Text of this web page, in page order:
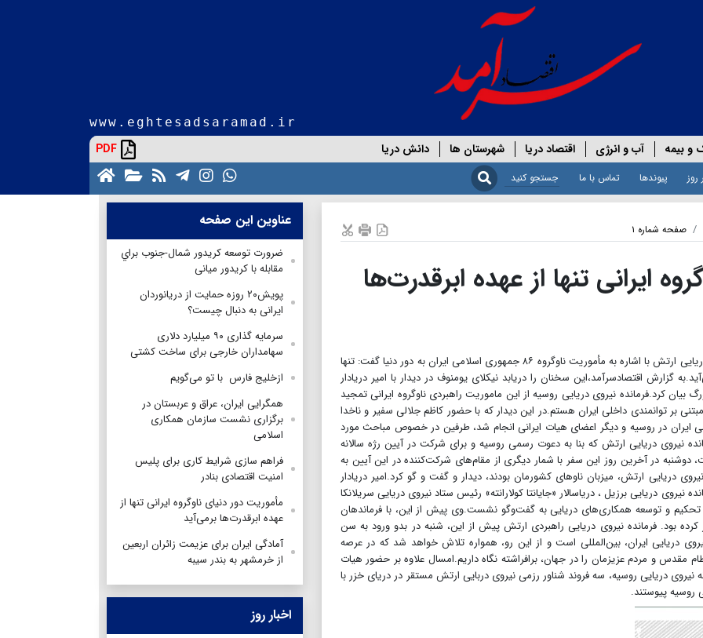
www.eghtesadsaramad.ir
و بیمه آب و انرژی اقتصاد دریا شهرستان ها دانش دریا PDF
روز پیوندها تماس با ما
صفحه شماره ۱
ایرانی تنها از عهده ابرقدرت‌ها
فرمانده نیروی دریایی روسیه در دیدار با فرمانده نیروی دریایی ارتش با اشاره به مأموریت ناوگروه ۸۶ جمهوری اسلامی ایران به دور دنیا گفت: تنها
گزارش اقتصادسرآمد،این سخنان را دریابد نیکلای یومنوف در دیدار با امیر دریادار
بیان کرد.فرمانده نیروی دریایی روسیه از این ماموریت راهبردی ناوگروه ایرانی تمجید
بر توانمندی داخلی ایران هستم.در این دیدار که با حضور کاظم جلالی سفیر و ناخدا
در روسیه و دیگر اعضای هیات ایرانی انجام شد،‌ طرفین در خصوص مباحث مورد
نیروی دریایی ارتش که بنا به دعوت رسمی روسیه و برای شرکت در آیین رژه سالانه
در آخرین روز این سفر با شمار دیگری از مقام‌های شرکت‌کننده در این آیین به
کشورهایی که در مأموریت دور دنیای ناوگروه ۸۶ نیروی دریایی ارتش‌، میزبان ناوهای کشورمان بودند، دیدار و گفت و گو کرد.امیر دریادار
نیروی دریایی برزیل ، دریاسالار «جایانتا کولارانته» رئیس ستاد نیروی دریایی سریلانکا
تحکیم و توسعه همکاری‌های دریایی به گفت‌وگو نشست.وی پیش از این، با فرماندهان
کرده بود. فرمانده نیروی دریایی راهبردی ارتش پیش از این، شنبه در بدو ورود به سن
دریایی ایران، بین‌المللی است و از این رو، همواره تلاش خواهد شد که در عرصه
مقدس و مردم عزیزمان را در جهان، برافراشته نگاه داریم.امسال علاوه بر حضور هیات
نیروی دریایی روسیه، سه فروند شناور رزمی نیروی دربایی ارتش مستقر در دریای خزر با
روسیه پیوستند.
عناوین این صفحه
ضرورت توسعه کریدور شمال-جنوب براي
مقابله با کریدور میانی
پویش۲۰ روزه حمایت از دریانوردان
ایرانی به دنبال چيست؟
سرمایه گذاری ۹۰ میلیارد دلاری
سهامداران خارجی برای ساخت کشتی
ازخلیج فارس با تو می‌گویم
همگرایی ایران، عراق و عربستان در
برگزاری نشست سازمان همکاری
اسلامی
فراهم سازی شرایط کاری برای پلیس
امنیت اقتصادی بنادر
مأموریت دور دنیای ناوگروه ایرانی تنها از
عهده ابرقدرت‌ها برمی‌آید
آمادگی ایران برای عزیمت زائران اربعین
از خرمشهر به بندر سیبه
اخبار روز